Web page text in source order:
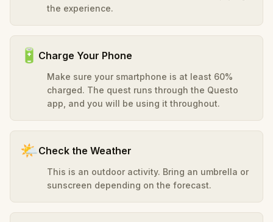
the experience.
🔋 Charge Your Phone
Make sure your smartphone is at least 60%
charged. The quest runs through the Questo
app, and you will be using it throughout.
🌤️Check the Weather
This is an outdoor activity. Bring an umbrella or
sunscreen depending on the forecast.